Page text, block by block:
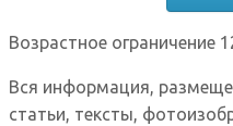
Возрастное ограничение
Вся информация,
статьи, тексты,